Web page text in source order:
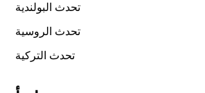
تحدث البولندية
تحدث الروسية
تحدث التركية